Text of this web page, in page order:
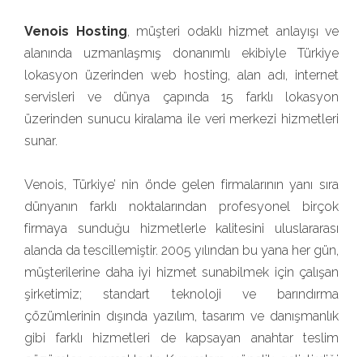
Venois Hosting, müşteri odaklı hizmet anlayışı ve
alanında uzmanlaşmış donanımlı ekibiyle Türkiye
lokasyon üzerinden web hosting, alan adı, internet
servisleri ve dünya çapında 15 farklı lokasyon
üzerinden sunucu kiralama ile veri merkezi hizmetleri
sunar.
Venois, Türkiye’ nin önde gelen firmalarının yanı sıra
dünyanın farklı noktalarından profesyonel birçok
firmaya sunduğu hizmetlerle kalitesini uluslararası
alanda da tescillemiştir. 2005 yılından bu yana her gün,
müşterilerine daha iyi hizmet sunabilmek için çalışan
şirketimiz; standart teknoloji ve barındırma
çözümlerinin dışında yazılım, tasarım ve danışmanlık
gibi farklı hizmetleri de kapsayan anahtar teslim